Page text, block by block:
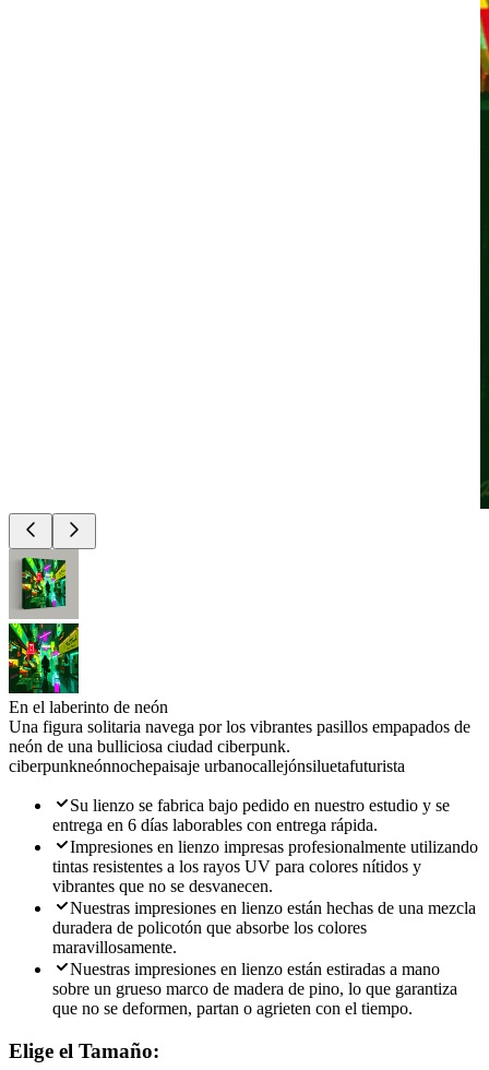
En el laberinto de neón
Una figura solitaria navega por los vibrantes pasillos empapados de
neón de una bulliciosa ciudad ciberpunk.
ciberpunkneónnochepaisaje urbanocallejónsiluetafuturista
Su lienzo se fabrica bajo pedido en nuestro estudio y se
entrega en 6 días laborables con entrega rápida.
Impresiones en lienzo impresas profesionalmente utilizando
tintas resistentes a los rayos UV para colores nítidos y
vibrantes que no se desvanecen.
Nuestras impresiones en lienzo están hechas de una mezcla
duradera de policotón que absorbe los colores
maravillosamente.
Nuestras impresiones en lienzo están estiradas a mano
sobre un grueso marco de madera de pino, lo que garantiza
que no se deformen, partan o agrieten con el tiempo.
Elige el Tamaño: